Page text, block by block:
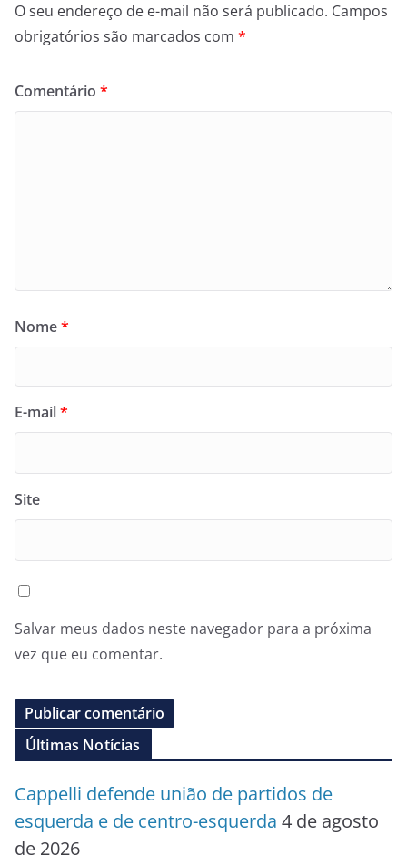
O seu endereço de e-mail não será publicado. Campos
obrigatórios são marcados com *
Comentário *
Nome*
E-mail*
Site
Salvar meus dados neste navegador para a próxima
vez que eu comentar.
Últimas Notícias
Cappelli defende união de partidos de
esquerda e de centro-esquerda 4 de agosto
de 2026